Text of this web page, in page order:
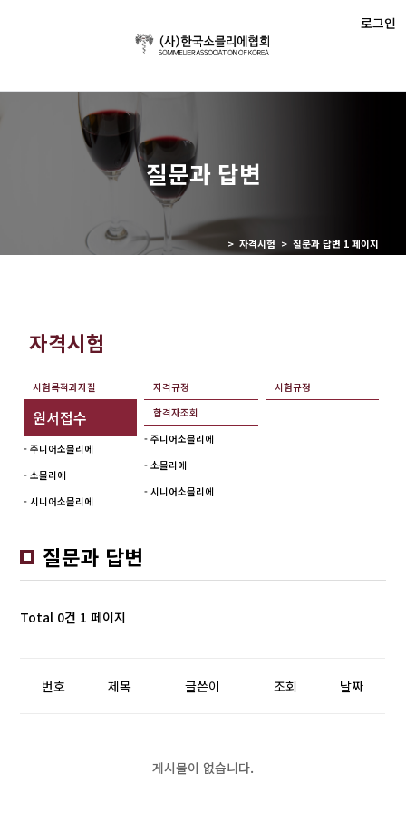
로그인
질문과 답변
> 자격시험 > 질문과 답변 1 페이지
자격시험
시험목적과자질 자격규정 시험규정
원서접수
- 주니어소믈리에
- 소믈리에
- 시니어소믈리에
합격자조회
- 주니어소믈리에
- 소믈리에
- 시니어소믈리에
질문과 답변
Total 0건 1 페이지
번호 제목 글쓴이 조회 날짜
게시물이 없습니다.